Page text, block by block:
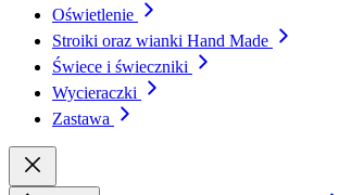
Oświetlenie
Stroiki oraz wianki Hand Made
Świece i świeczniki
Wycieraczki
Zastawa